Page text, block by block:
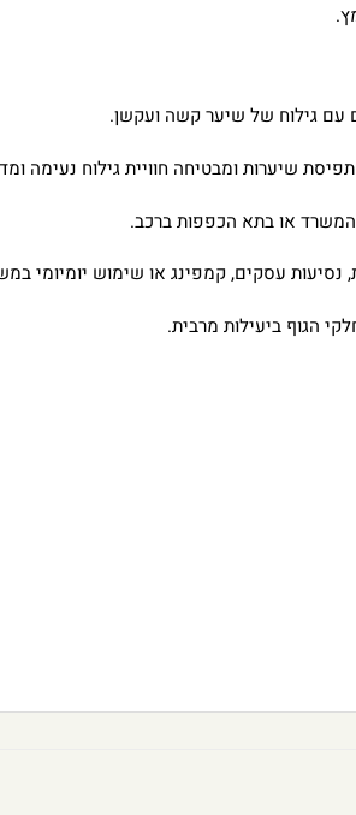
עם גילוח של שיער קשה ועקשן.
שיערות ומבטיחה חוויית גילוח נעימה
או בתא הכפפות ברכב.
נסיעות עסקים, קמפינג או שימוש יומיומי
הגוף ביעילות מרבית.